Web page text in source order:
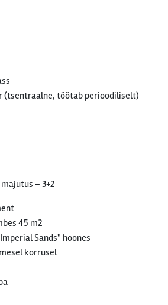
(tsentraalne, töötab perioodiliselt)
– 3+2
45 m2
Sands" hoones
korrusel